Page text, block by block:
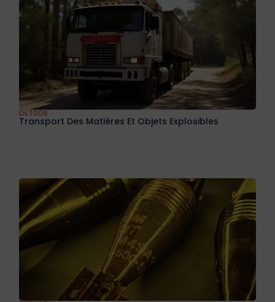
DET006
Transport Des Matières Et Objets Explosibles